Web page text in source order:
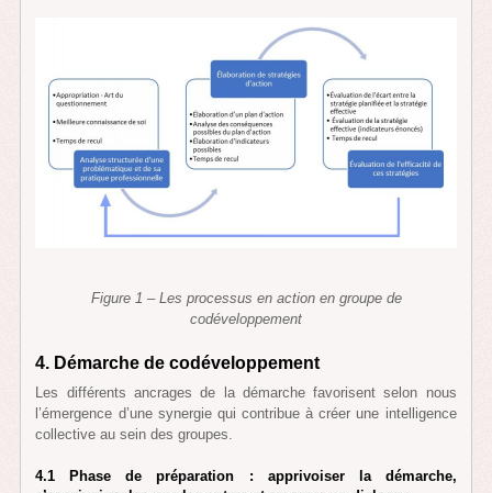
Figure 1 – Les processus en action en groupe de
codéveloppement
4. Démarche de codéveloppement
Les différents ancrages de la démarche favorisent selon nous
l’émergence d’une synergie qui contribue à créer une intelligence
collective au sein des groupes.
4.1 Phase de préparation : apprivoiser la démarche,